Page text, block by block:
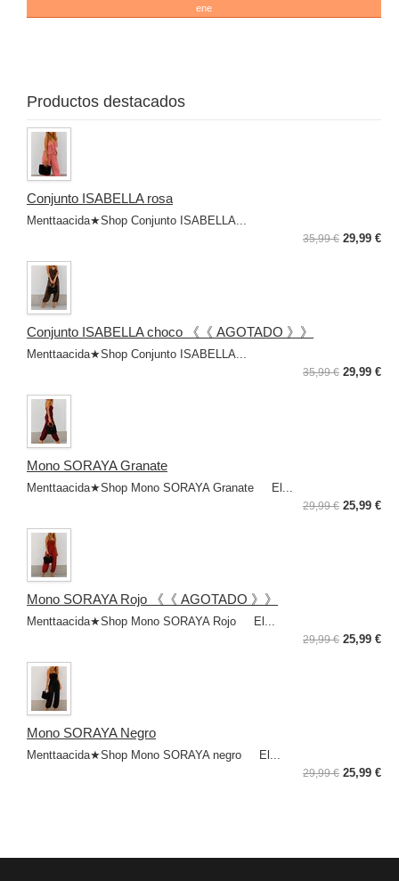
ene
Productos destacados
Conjunto ISABELLA rosa
Menttaacida★Shop Conjunto ISABELLA...
35,99 € 29,99 €
Conjunto ISABELLA choco 《《 AGOTADO 》》
Menttaacida★Shop Conjunto ISABELLA...
35,99 € 29,99 €
Mono SORAYA Granate
Menttaacida★Shop Mono SORAYA Granate El...
29,99 € 25,99 €
Mono SORAYA Rojo 《《 AGOTADO 》》
Menttaacida★Shop Mono SORAYA Rojo El...
29,99 € 25,99 €
Mono SORAYA Negro
Menttaacida★Shop Mono SORAYA negro El...
29,99 € 25,99 €